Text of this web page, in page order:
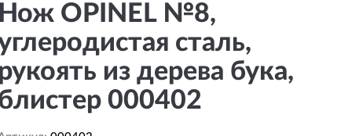
Нож OPINEL №8,
сталь,
рукоять из дерева бука,
000402